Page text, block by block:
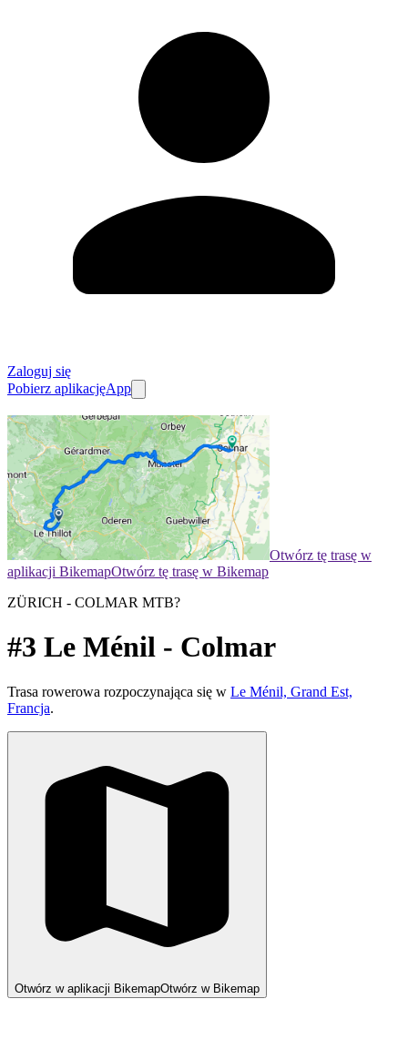
Zaloguj się
Pobierz aplikacjęApp
Otwórz tę trasę w
aplikacji BikemapOtwórz tę trasę w Bikemap
ZÜRICH - COLMAR MTB?
#3 Le Ménil - Colmar
Trasa rowerowa rozpoczynająca się w Le Ménil, Grand Est,
Francja.
Otwórz w aplikacji BikemapOtwórz w Bikemap